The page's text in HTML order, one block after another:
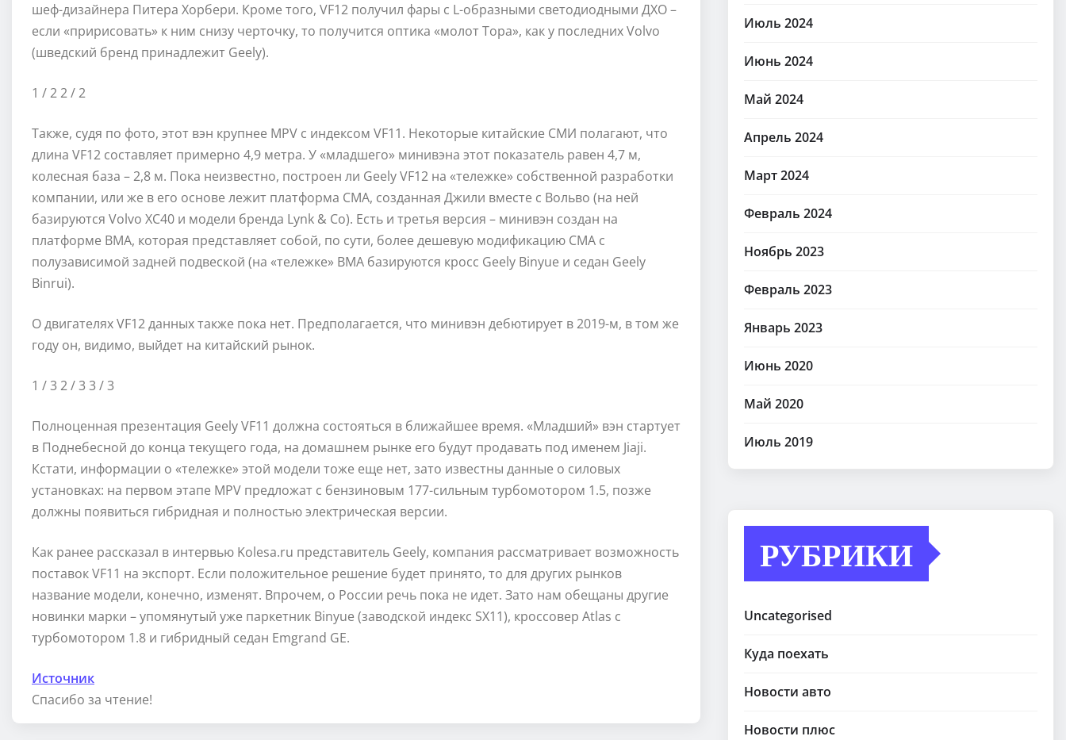
шеф-дизайнера Питера Хорбери. Кроме того, VF12 получил фары с L-образными светодиодными ДХО –
если «пририсовать» к ним снизу черточку, то получится оптика «молот Тора», как у последних Volvo
(шведский бренд принадлежит Geely).
1 / 22/ 2
Также, судя по фото, этот вэн крупнее MPV с индексом VF11. Некоторые китайские СМИ полагают, что
длина VF12 составляет примерно 4,9 метра. У «младшего» минивэна этот показатель равен 4,7 м,
колесная база – 2,8 м. Пока неизвестно, построен ли Geely VF12 на «тележке» собственной разработки
компании, или же в его основе лежит платформа CMA, созданная Джили вместе с Вольво (на ней
базируются Volvo XC40 и модели бренда Lynk & Co). Есть и третья версия – минивэн создан на
платформе BMA, которая представляет собой, по сути, более дешевую модификацию СМА с
полузависимой задней подвеской (на «тележке» BMA базируются кросс Geely Binyue и седан Geely
Binrui).
О двигателях VF12 данных также пока нет. Предполагается, что минивэн дебютирует в 2019-м, в том же
году он, видимо, выйдет на китайский рынок.
1 / 3 2/ 3 3 / 3
Полноценная презентация Geely VF11 должна состояться в ближайшее время. «Младший» вэн стартует
в Поднебесной до конца текущего года, на домашнем рынке его будут продавать под именем Jiaji.
Кстати, информации о «тележке» этой модели тоже еще нет, зато известны данные о силовых
установках: на первом этапе MPV предложат с бензиновым 177-сильным турбомотором 1.5, позже
должны появиться гибридная и полностью электрическая версии.
Как ранее рассказал в интервью Kolesa.ru представитель Geely, компания рассматривает возможность
поставок VF11 на экспорт. Если положительное решение будет принято, то для других рынков
название модели, конечно, изменят. Впрочем, о России речь пока не идет. Зато нам обещаны другие
новинки марки – упомянутый уже паркетник Binyue (заводской индекс SX11), кроссовер Atlas с
турбомотором 1.8 и гибридный седан Emgrand GE.
Источник
Спасибо за чтение!
Июль 2024
Июнь 2024
Май 2024
Апрель 2024
Март 2024
Февраль 2024
Ноябрь 2023
Февраль 2023
Январь 2023
Июнь 2020
Май 2020
Июль 2019
РУБРИКИ
Uncategorised
Куда поехать
Новости авто
Новости плюс